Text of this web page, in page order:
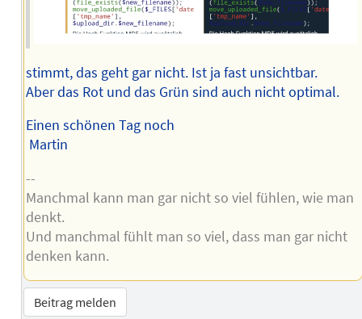
stimmt, das geht gar nicht. Ist ja fast unsichtbar.
Aber das Rot und das Grün sind auch nicht optimal.
Einen schönen Tag noch
Martin
--
Manchmal kann man gar nicht so viel fühlen, wie man
denkt.
Und manchmal fühlt man so viel, dass man gar nicht
denken kann.
Beitrag melden